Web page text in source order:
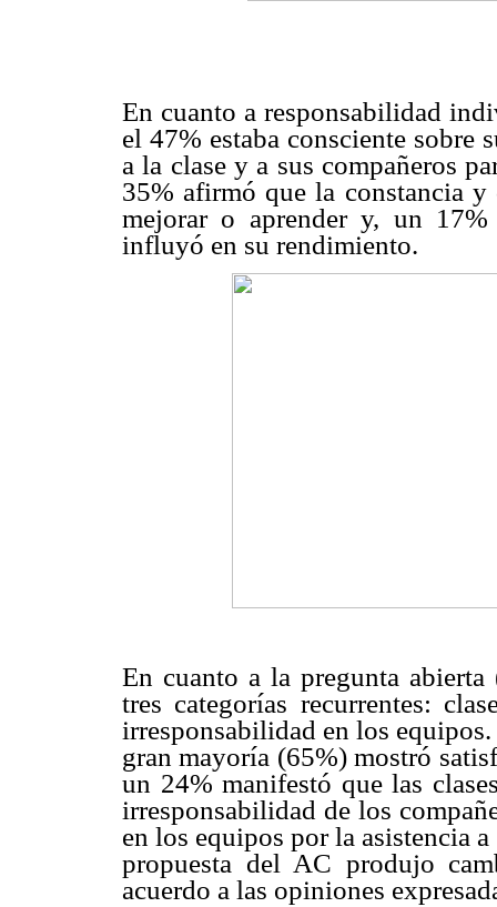
En cuanto a responsabilidad
el 47% estaba consciente sobre
a la clase y a sus compañeros
35% afirmó que la constancia
mejorar o aprender y, un
influyó en su rendimiento.
En cuanto a la pregunta abierta
tres categorías recurrentes:
irresponsabilidad en los
gran mayoría (65%) mostró
un 24% manifestó que las
irresponsabilidad de los
en los equipos por la asistencia
propuesta del AC produjo
acuerdo a las opiniones